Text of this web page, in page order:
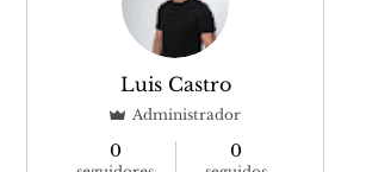
Luis Castro
Administrador
0 0